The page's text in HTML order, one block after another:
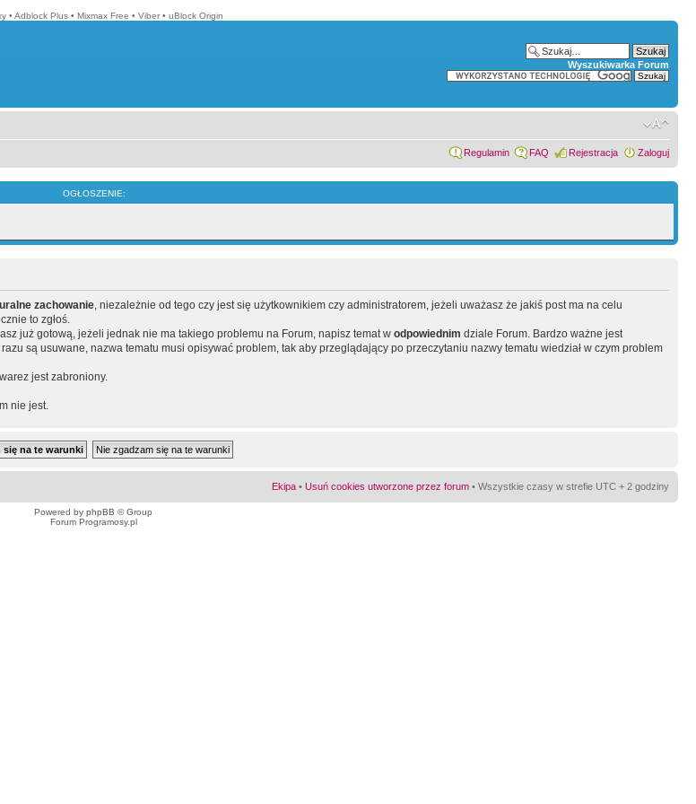
• Adblock Plus • Mixmax Free • Viber • uBlock Origin
Wyszukiwarka Forum
Regulamin FAQ Rejestracja Zaloguj
OGŁOSZENIE:
zachowanie, niezależnie od tego czy jest się użytkownikiem czy administratorem, jeżeli uważasz że jakiś post ma na celu
to zgłoś.
już gotową, jeżeli jednak nie ma takiego problemu na Forum, napisz temat w odpowiednim dziale Forum. Bardzo ważne jest
są usuwane, nazwa tematu musi opisywać problem, tak aby przeglądający po przeczytaniu nazwy tematu wiedział w czym problem
jest zabroniony.
nie jest.
Ekipa • Usuń cookies utworzone przez forum • Wszystkie czasy w strefie UTC + 2 godziny
Powered by phpBB © Group
Forum Programosy.pl